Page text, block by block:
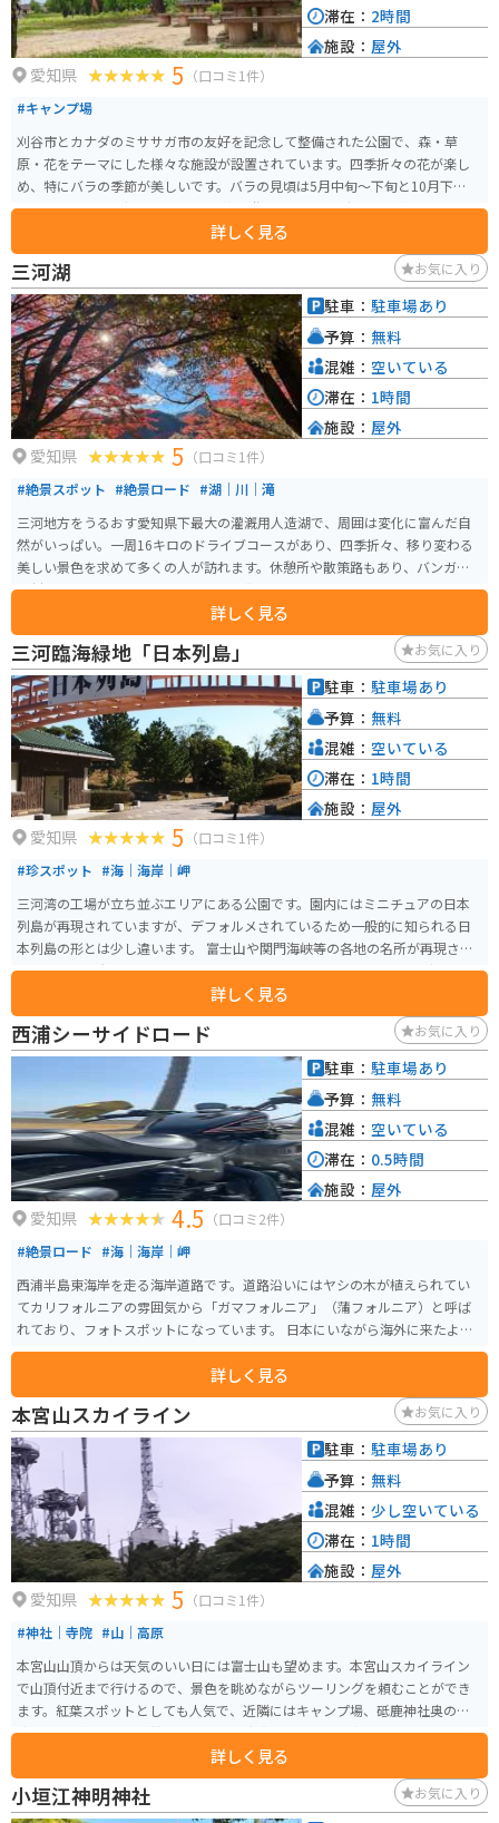
愛知県 5 （口コミ1件）
#キャンプ場
刈谷市とカナダのミササガ市の友好を記念して整備された公園で、森・草
原・花をテーマにした様々な施設が設置されています。四季折々の花が楽し
め、特にバラの季節が美しいです。バラの見頃は5月中旬～下旬と10月下旬～
11月上旬です。 デイキャンプ場や複合遊具があり、幅広い年代が楽しめる公
園です。デイキャンプ場は無料で利用でき、バーベキューが楽しめます。季節
ごとに楽しめるスポットがあり、1人でも複数人でものんびり過ごせる公園で
す。 予約はできません。ベンチとテーブル、炭を廃却できる場所がありま
す。日陰が少ないのでタープなどがあると便利です。
詳しく見る
滞在： 2時間
施設： 屋外
三河湖 お気に入り
愛知県 5 （口コミ1件）
#絶景スポット #絶景ロード #湖｜川｜滝
三河地方をうるおす愛知県下最大の灌漑用人造湖で、周囲は変化に富んだ自
然がいっぱい。一周16キロのドライブコースがあり、四季折々、移り変わる
美しい景色を求めて多くの人が訪れます。休憩所や散策路もあり、バンガロ
ー村やキャンプ場も備わっています。貸しボートで湖水にのんびり浮かんだ
り、ルアーフィッシングを楽しめます。
詳しく見る
駐車： 駐車場あり
予算： 無料
混雑： 空いている
滞在： 1時間
施設： 屋外
三河臨海緑地「日本列島」 お気に入り
愛知県 5 （口コミ1件）
#珍スポット #海｜海岸｜岬
三河湾の工場が立ち並ぶエリアにある公園です。園内にはミニチュアの日本
列島が再現されていますが、デフォルメされているため一般的に知られる日
本列島の形とは少し違います。 富士山や関門海峡等の各地の名所が再現され
ています。壮大な名前ですが、なかなかのB級スポットで、人も車も少ないの
で静かに過ごすことができます。話のネタには面白い場所です。
詳しく見る
駐車： 駐車場あり
予算： 無料
混雑： 空いている
滞在： 1時間
施設： 屋外
西浦シーサイドロード お気に入り
愛知県 4.5 （口コミ2件）
#絶景ロード #海｜海岸｜岬
西浦半島東海岸を走る海岸道路です。道路沿いにはヤシの木が植えられてい
てカリフォルニアの雰囲気から「ガマフォルニア」（蒲フォルニア）と呼ば
れており、フォトスポットになっています。 日本にいながら海外に来たよう
な雰囲気を味わうことができます。 休日には、数多くの車やバイク乗りで賑
わっています。日の入り時に行くとさらにいいかもしれません。海と夕日と
ヤシの木と愛車がマッチします。近くにはラグーナ蒲郡など色々なスポット
もあり周辺で一日楽しめます。
詳しく見る
駐車： 駐車場あり
予算： 無料
混雑： 空いている
滞在： 0.5時間
施設： 屋外
本宮山スカイライン お気に入り
愛知県 5 （口コミ1件）
#神社｜寺院 #山｜高原
本宮山山頂からは天気のいい日には富士山も望めます。本宮山スカイライン
で山頂付近まで行けるので、景色を眺めながらツーリングを頼むことができ
ます。紅葉スポットとしても人気で、近隣にはキャンプ場、砥鹿神社奥の
院、くらがり渓谷など散策スポットも充実してます。道中のコーナー、アッ
プダウンもありツーリングにも最適です。
詳しく見る
駐車： 駐車場あり
予算： 無料
混雑： 少し空いている
滞在： 1時間
施設： 屋外
小垣江神明神社 お気に入り